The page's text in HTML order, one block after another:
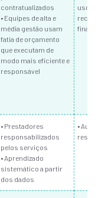
contratualizados
• Equipes de alta e
média gestão usam
fatia de orçamento
que executam de
modo mais eficiente e
responsável
uso dos
• Prestadores
responsabilizados
pelos serviços
• Aprendizado
sistemático a partir
dos dados
•